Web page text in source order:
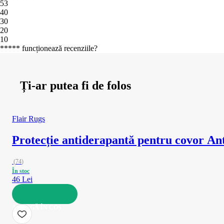
53
40
30
20
10
***** funcționează recenziile?
Ți-ar putea fi de folos
Flair Rugs
Protecție antiderapantă pentru covor
(74)
În stoc
46 Lei
ADAUGĂ ÎN COȘ